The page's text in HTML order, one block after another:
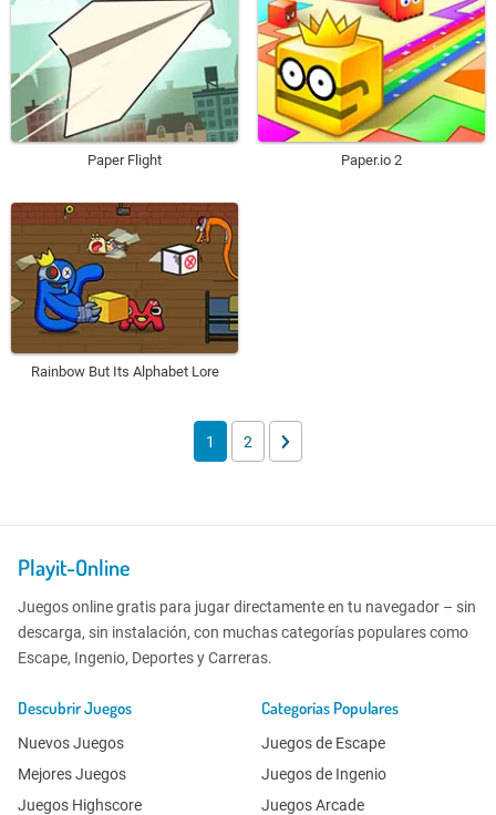
Paper Flight Paper.io 2
Rainbow But Its Alphabet Lore
1 2
Playit-Online
Juegos online gratis para jugar directamente en tu navegador – sin
descarga, sin instalación, con muchas categorías populares como
Escape, Ingenio, Deportes y Carreras.
Descubrir Juegos
Nuevos Juegos
Mejores Juegos
Juegos Highscore
Categorías Populares
Juegos de Escape
Juegos de Ingenio
Juegos Arcade